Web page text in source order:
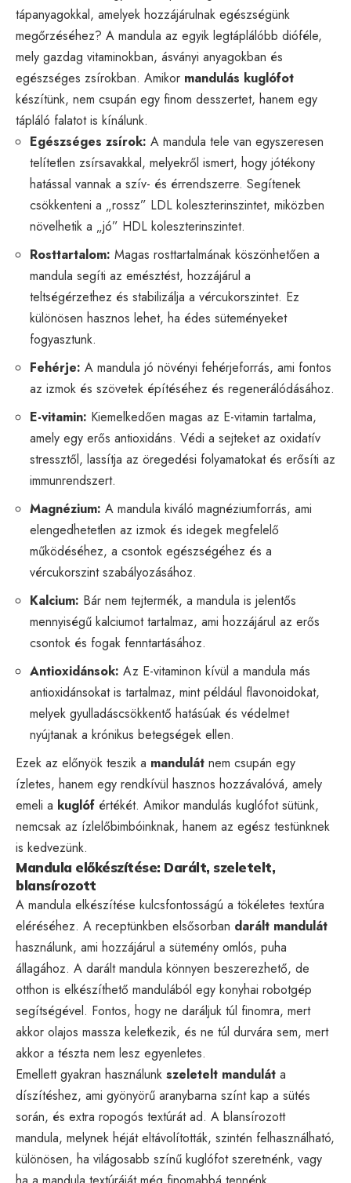
tápanyagokkal, amelyek hozzájárulnak egészségünk
megőrzéséhez? A mandula az egyik legtáplálóbb dióféle,
mely gazdag vitaminokban, ásványi anyagokban és
egészséges zsírokban. Amikor mandulás kuglófot
készítünk, nem csupán egy finom desszertet, hanem egy
tápláló falatot is kínálunk.
Egészséges zsírok: A mandula tele van egyszeresen
telítetlen zsírsavakkal, melyekről ismert, hogy jótékony
hatással vannak a szív- és érrendszerre. Segítenek
csökkenteni a „rossz” LDL koleszterinszintet, miközben
növelhetik a „jó” HDL koleszterinszintet.
Rosttartalom: Magas rosttartalmának köszönhetően a
mandula segíti az emésztést, hozzájárul a
teltségérzethez és stabilizálja a vércukorszintet. Ez
különösen hasznos lehet, ha édes süteményeket
fogyasztunk.
Fehérje: A mandula jó növényi fehérjeforrás, ami fontos
az izmok és szövetek építéséhez és regenerálódásához.
E-vitamin: Kiemelkedően magas az E-vitamin tartalma,
amely egy erős antioxidáns. Védi a sejteket az oxidatív
stressztől, lassítja az öregedési folyamatokat és erősíti az
immunrendszert.
Magnézium: A mandula kiváló magnéziumforrás, ami
elengedhetetlen az izmok és idegek megfelelő
működéséhez, a csontok egészségéhez és a
vércukorszint szabályozásához.
Kalcium: Bár nem tejtermék, a mandula is jelentős
mennyiségű kalciumot tartalmaz, ami hozzájárul az erős
csontok és fogak fenntartásához.
Antioxidánsok: Az E-vitaminon kívül a mandula más
antioxidánsokat is tartalmaz, mint például flavonoidokat,
melyek gyulladáscsökkentő hatásúak és védelmet
nyújtanak a krónikus betegségek ellen.
Ezek az előnyök teszik a mandulát nem csupán egy
ízletes, hanem egy rendkívül hasznos hozzávalóvá, amely
emeli a kuglóf értékét. Amikor mandulás kuglófot sütünk,
nemcsak az ízlelőbimbóinknak, hanem az egész testünknek
is kedvezünk.
Mandula előkészítése: Darált, szeletelt,
blansírozott
A mandula elkészítése kulcsfontosságú a tökéletes textúra
eléréséhez. A receptünkben elsősorban darált mandulát
használunk, ami hozzájárul a sütemény omlós, puha
állagához. A darált mandula könnyen beszerezhető, de
otthon is elkészíthető mandulából egy konyhai robotgép
segítségével. Fontos, hogy ne daráljuk túl finomra, mert
akkor olajos massza keletkezik, és ne túl durvára sem, mert
akkor a tészta nem lesz egyenletes.
Emellett gyakran használunk szeletelt mandulát a
díszítéshez, ami gyönyörű aranybarna színt kap a sütés
során, és extra ropogós textúrát ad. A blansírozott
mandula, melynek héját eltávolították, szintén felhasználható,
különösen, ha világosabb színű kuglófot szeretnénk, vagy